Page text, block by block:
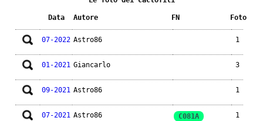
Data Autore FN Foto
07-2022 Astro86 1
01-2021 Giancarlo 3
09-2021 Astro86 1
07-2021 Astro86 C081A 1